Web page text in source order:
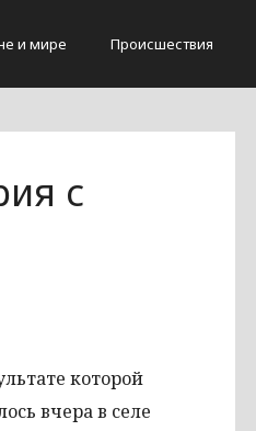
и мире Происшествия
с
которой
вчера в селе